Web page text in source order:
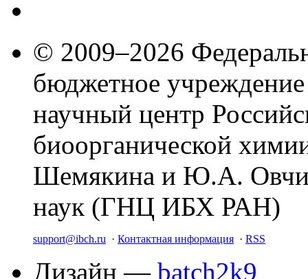
© 2009–2026
бюджетное
научный центр
биоорганической
Шемякина и Ю.А.
наук (ГНЦ ИБХ РАН)
support@ibch.ru · Контактная информация · RSS
Дизайн — batch2k9